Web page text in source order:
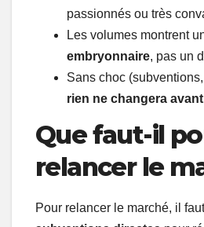
passionnés ou très
Les volumes montrent
embryonnaire, pas un
Sans choc
rien ne changera
Que faut-il
relancer le
Pour relancer le marché, il